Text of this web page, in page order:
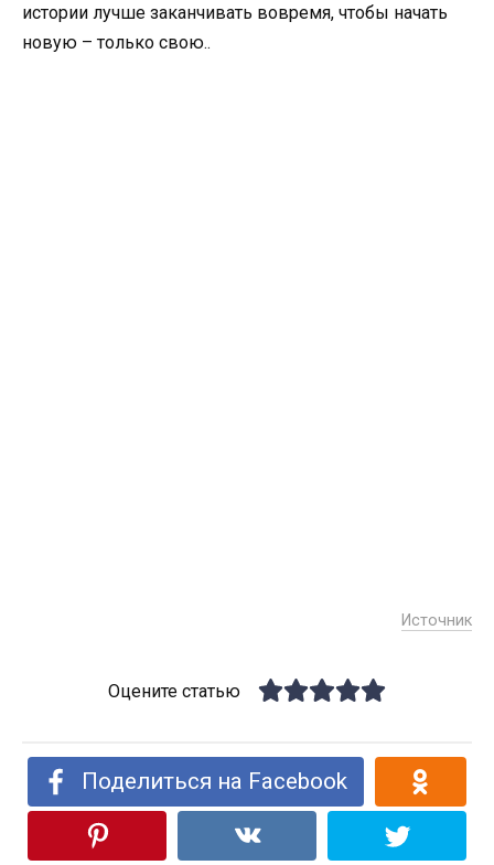
истории лучше заканчивать вовремя, чтобы начать
новую – только свою..
Источник
Оцените статью
Поделиться на Facebook